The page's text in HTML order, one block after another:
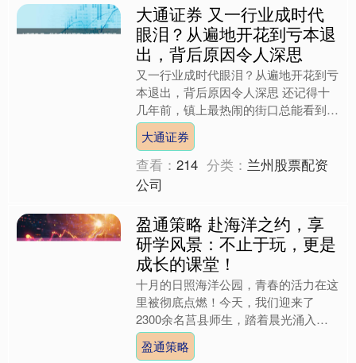
大通证券 又一行业成时代
眼泪？从遍地开花到亏本退
出，背后原因令人深思
又一行业成时代眼泪？从遍地开花到亏
本退出，背后原因令人深思 还记得十
几年前，镇上最热闹的街口总能看到旅
行社的招牌，红底白字的“云南双飞七
日游”“海南三亚五日行”....
大通证券
查看：214 分类： 兰州股票配资
公司
盈通策略 赴海洋之约，享
研学风景：不止于玩，更是
成长的课堂！
十月的日照海洋公园，青春的活力在这
里被彻底点燃！今天，我们迎来了
2300余名莒县师生，踏着晨光涌入这
片蓝色天地。孩子们清脆的讨论声、兴
奋的惊叹声与海浪声交织在一....
盈通策略